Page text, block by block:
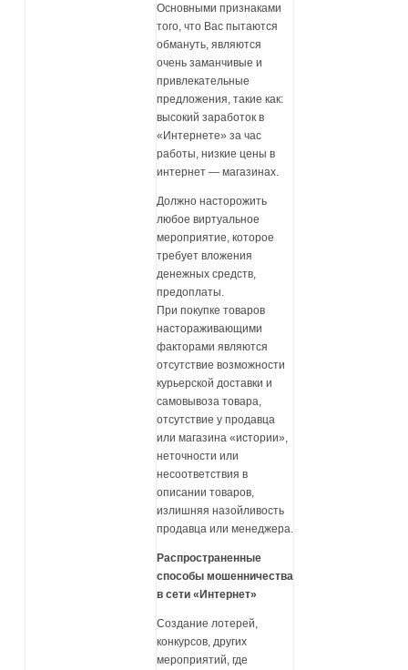
Основными признаками
того, что Вас пытаются
обмануть, являются
очень заманчивые и
привлекательные
предложения, такие как:
высокий заработок в
«Интернете» за час
работы, низкие цены в
интернет — магазинах.
Должно насторожить
любое виртуальное
мероприятие, которое
требует вложения
денежных средств,
предоплаты.
При покупке товаров
настораживающими
факторами являются
отсутствие возможности
курьерской доставки и
самовывоза товара,
отсутствие у продавца
или магазина «истории»,
неточности или
несоответствия в
описании товаров,
излишняя назойливость
продавца или менеджера.
Распространенные
способы мошенничества
в сети «Интернет»
Создание лотерей,
конкурсов, других
мероприятий, где